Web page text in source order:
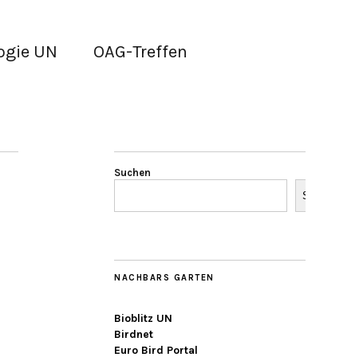
UN OAG-Treffen
Suchen
Suchen
NACHBARS GARTEN
Bioblitz UN
Birdnet
Euro Bird Portal